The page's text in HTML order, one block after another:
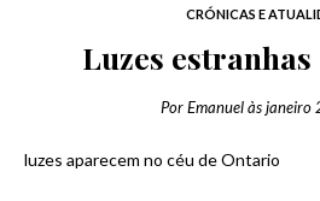
CRÓNICAS E
Luzes
PorEmanuelàsjaneiro
luzes aparecem no céu de Ontario